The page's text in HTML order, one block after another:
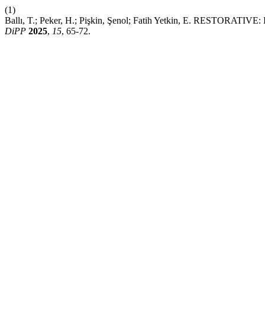
(1)
Ballı, T.; Peker, H.; Pişkin, Şenol; Fatih Yetkin, E.
DiPP 2025, 15, 65-72.